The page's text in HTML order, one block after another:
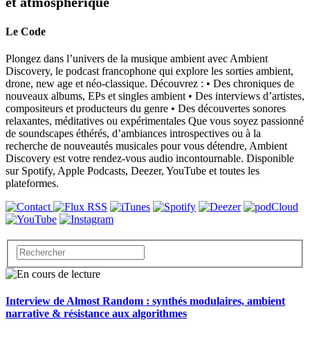
Le Code
Plongez dans l’univers de la musique ambient avec Ambient
Discovery, le podcast francophone qui explore les sorties ambient,
drone, new age et néo-classique. Découvrez : • Des chroniques de
nouveaux albums, EPs et singles ambient • Des interviews d’artistes,
compositeurs et producteurs du genre • Des découvertes sonores
relaxantes, méditatives ou expérimentales Que vous soyez passionné
de soundscapes éthérés, d’ambiances introspectives ou à la
recherche de nouveautés musicales pour vous détendre, Ambient
Discovery est votre rendez-vous audio incontournable. Disponible
sur Spotify, Apple Podcasts, Deezer, YouTube et toutes les
plateformes.
Interview de Almost Random : synthés modulaires, ambient
narrative & résistance aux algorithmes